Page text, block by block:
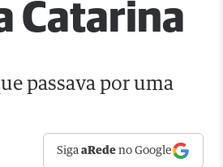
Catarina
passava por uma
SigaaRede no Google